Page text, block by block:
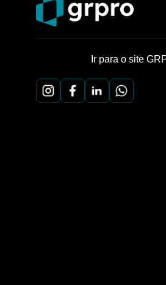
Ir para o site